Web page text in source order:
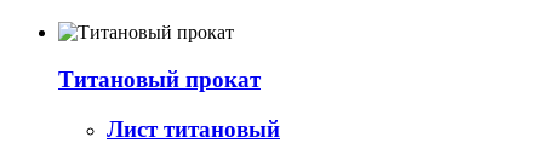
Титановый прокат
Лист титановый